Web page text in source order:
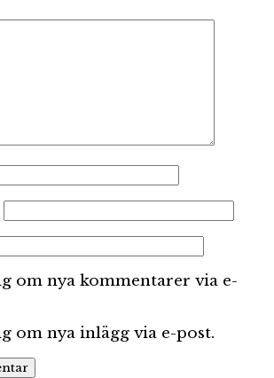
om nya kommentarer via e-
om nya inlägg via e-post.